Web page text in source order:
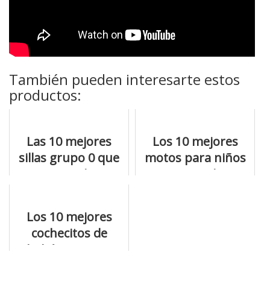
También pueden interesarte estos
productos:
Las 10 mejores
sillas grupo 0 que
no puedes
Los 10 mejores
motos para niños
que puedes
Los 10 mejores
cochecitos de
bebé que vas a